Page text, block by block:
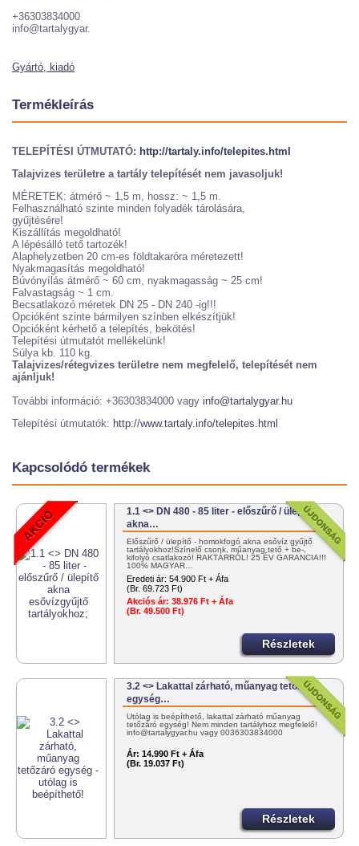
+36303834000
info@tartalygyar.
Gyártó, kiadó
Termékleírás
TELEPÍTÉSI ÚTMUTATÓ: http://tartaly.info/telepites.html
Talajvizes területre a tartály telepítését nem javasoljuk!
MÉRETEK: átmérő ~ 1,5 m, hossz: ~ 1,5 m.
Felhasználható szinte minden folyadék tárolására,
gyűjtésére!
Kiszállítás megoldható!
A lépésálló tető tartozék!
Alaphelyzetben 20 cm-es földtakaróra méretezett!
Nyakmagasítás megoldható!
Búvónyílás átmérő ~ 60 cm, nyakmagasság ~ 25 cm!
Falvastagság ~ 1 cm.
Becsatlakozó méretek DN 25 - DN 240 -ig!!!
Opcióként szinte bármilyen színben elkészítjük!
Opcióként kérhető a telepítés, bekötés!
Telepítési útmutatót mellékelünk!
Súlya kb. 110 kg.
Talajvizes/rétegvizes területre nem megfelelő, telepítését nem
ajánljuk!
További információ: +36303834000 vagy info@tartalygyar.hu
Telepítési útmutatók: http://www.tartaly.info/telepites.html
Kapcsolódó termékek
1.1 <> DN 480 - 85 liter - előszűrő / ülepítő
akna…
Előszűrő / ülepítő - homokfogó akna esővíz gyűjtő
tartályokhoz!Színelő csonk, műanyag tető + be-,
kifolyó csatlakozó! RAKTÁRRÓL! 25 ÉV GARANCIA!!!
100% MAGYAR…
Eredeti ár: 54.900 Ft + Áfa
(Br. 69.723 Ft)
Akciós ár: 38.976 Ft + Áfa
(Br. 49.500 Ft)
Részletek
3.2 <> Lakattal zárható, műanyag tetőzáró
egység…
Utólag is beépíthető, lakattal zárható műanyag
tetőzáró egység! Nem minden tartályhoz megfelelő!
info@tartalygyar.hu vagy 0036303834000
Ár: 14.990 Ft + Áfa
(Br. 19.037 Ft)
Részletek